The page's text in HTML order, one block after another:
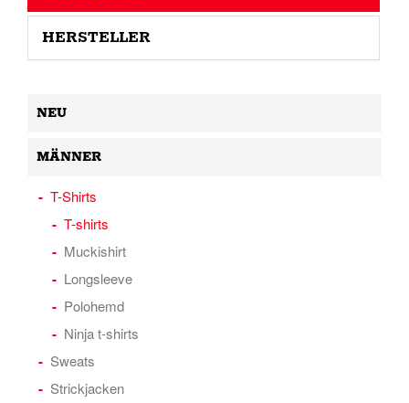
HERSTELLER
NEU
MÄNNER
T-Shirts
T-shirts
Muckishirt
Longsleeve
Polohemd
Ninja t-shirts
Sweats
Strickjacken